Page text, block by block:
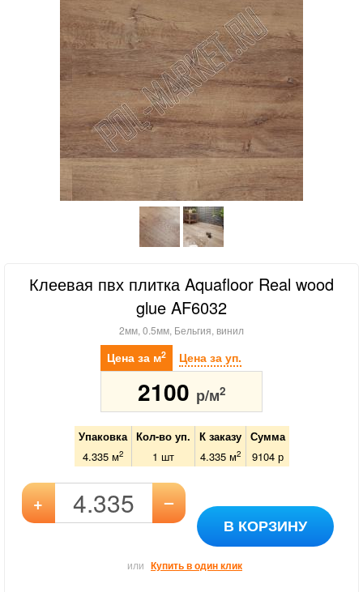
Клеевая пвх плитка Aquafloor Real wood
glue AF6032
2мм, 0.5мм, Бельгия, винил
Цена за м2 Цена за уп.
2100 р/м2
Упаковка Кол-во уп. К заказу
Сумма
4.335 м2 1 шт 4.335м2 9104р
+ –
В КОРЗИНУ
или Купить в один клик